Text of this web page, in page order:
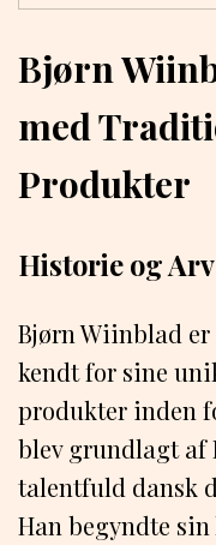
Bjørn
med
Produkter
Historie og Arv
Bjørn Wiinblad
kendt for sine
produkter inden
blev grundlagt af
talentfuld dansk
Han begyndte